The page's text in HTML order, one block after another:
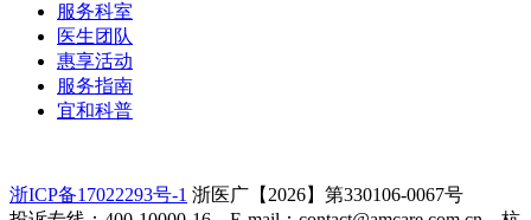
服务科室
医生团队
惠享活动
服务指南
宜和科普
浙ICP备17022293号-1 浙医广【2026】第330106-0067号